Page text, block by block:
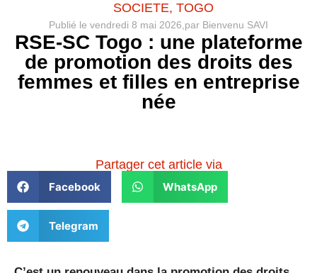
SOCIETE, TOGO
Publié le vendredi 8 mai 2026, par Bienvenu SAVI
RSE-SC Togo : une plateforme
de promotion des droits des
femmes et filles en entreprise
née
Partager cet article via
Facebook WhatsApp
Telegram